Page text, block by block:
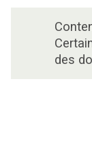
des